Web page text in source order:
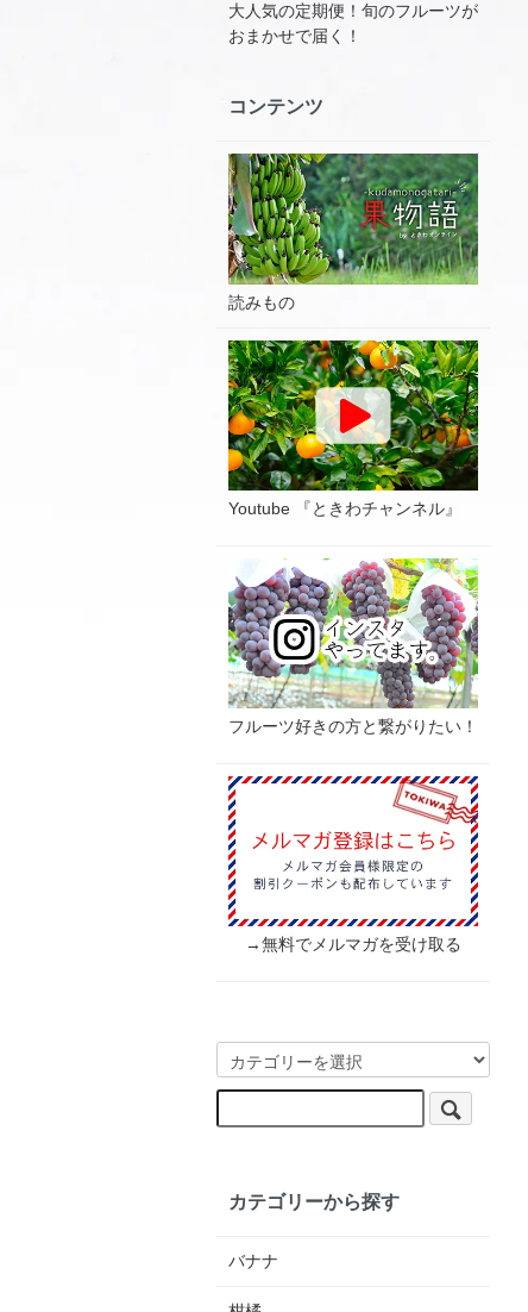
大人気の定期便！旬のフルーツが
おまかせで届く！
コンテンツ
読みもの
Youtube 『ときわチャンネル』
フルーツ好きの方と繋がりたい！
→無料でメルマガを受け取る
カテゴリーから探す
バナナ